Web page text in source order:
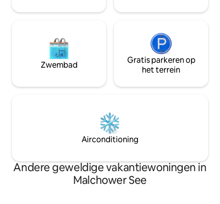
Zwembad
Gratis parkeren op
het terrein
Airconditioning
Andere geweldige vakantiewoningen in
Malchower See